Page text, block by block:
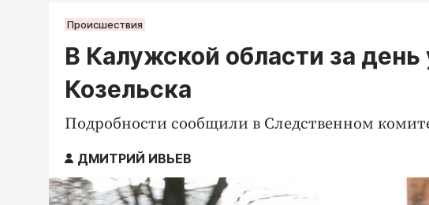
Происшествия
В Калужской области за
Козельска
Подробности сообщили в Следственном
ДМИТРИЙ ИВЬЕВ